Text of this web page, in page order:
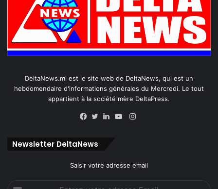
DeltaNews.ml est le site web de DeltaNews, qui est un
hebdomendaire d'informations générales du Mercredi. Le tout
appartient à la société mère DeltaPress.
Instagram
Newsletter DeltaNews
Saisir votre adresse email